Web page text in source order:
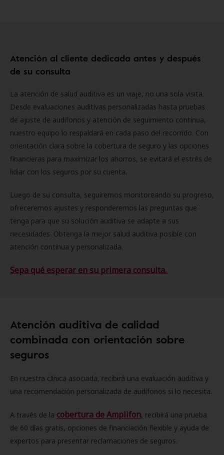
Atención al cliente dedicada antes y después
de su consulta
La atención de salud auditiva es un viaje, no una sola visita.
Desde evaluaciones auditivas personalizadas hasta pruebas
de ajuste de audífonos y atención de seguimiento continua,
nuestro equipo lo respaldará en cada paso del recorrido. Con
orientación clara sobre la cobertura de seguro y las opciones
financieras para maximizar los ahorros, se evitará el estrés de
lidiar con los seguros por su cuenta.
Luego de su consulta, seguiremos monitoreando su progreso,
ofreceremos ajustes y responderemos las preguntas que
tenga para que su solución auditiva se adapte a sus
necesidades. Obtenga la mejor salud auditiva posible con
atención continua y personalizada.
Sepa qué esperar en su primera consulta.
Atención auditiva de calidad
combinada con orientación sobre
seguros
En nuestra clínica asociada, recibirá una evaluación auditiva y
una recomendación personalizada de audífonos si lo necesita.
A través de la cobertura de Amplifon, recibirá una prueba
de 60 días gratis, opciones de financiación flexible y ayuda de
expertos para presentar reclamaciones de seguros.